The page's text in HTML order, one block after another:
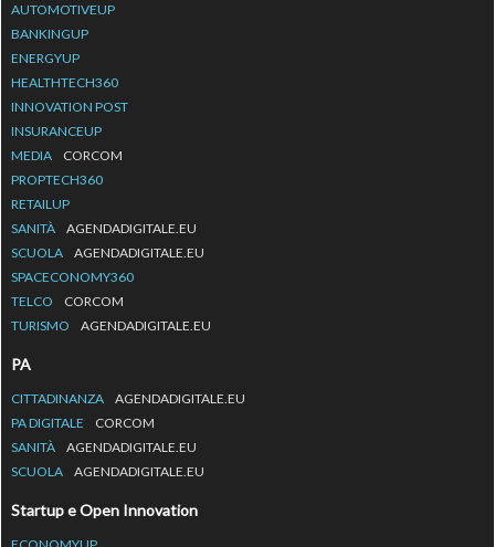
AUTOMOTIVEUP
BANKINGUP
ENERGYUP
HEALTHTECH360
INNOVATION POST
INSURANCEUP
MEDIA
CORCOM
PROPTECH360
RETAILUP
SANITÀ
AGENDADIGITALE.EU
SCUOLA
AGENDADIGITALE.EU
SPACECONOMY360
TELCO
CORCOM
TURISMO
AGENDADIGITALE.EU
PA
CITTADINANZA
AGENDADIGITALE.EU
PA DIGITALE
CORCOM
SANITÀ
AGENDADIGITALE.EU
SCUOLA
AGENDADIGITALE.EU
Startup e Open Innovation